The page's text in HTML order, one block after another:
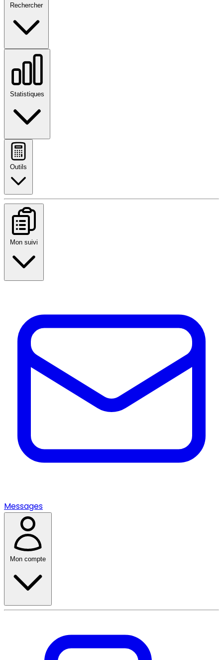
Rechercher
Statistiques
Outils
Mon suivi
Messages
Mon compte